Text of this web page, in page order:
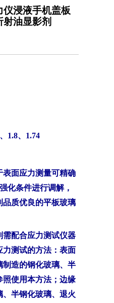
仪浸液手机盖板
油显影剂
1.8、1.74
表面应力测量可精确
化条件进行调解，
品质优良的平板玻璃
需配合应力测试仪器
力测试的方法：表面
制造的钢化玻璃、半
照使用本方法；边缘
半钢化玻璃、退火